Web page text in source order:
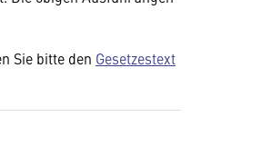
Sie bitte den Gesetzestext